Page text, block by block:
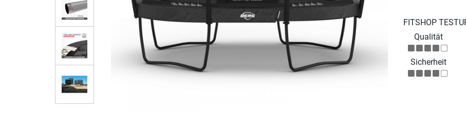
FITSHOP
Qualität
Sicherheit